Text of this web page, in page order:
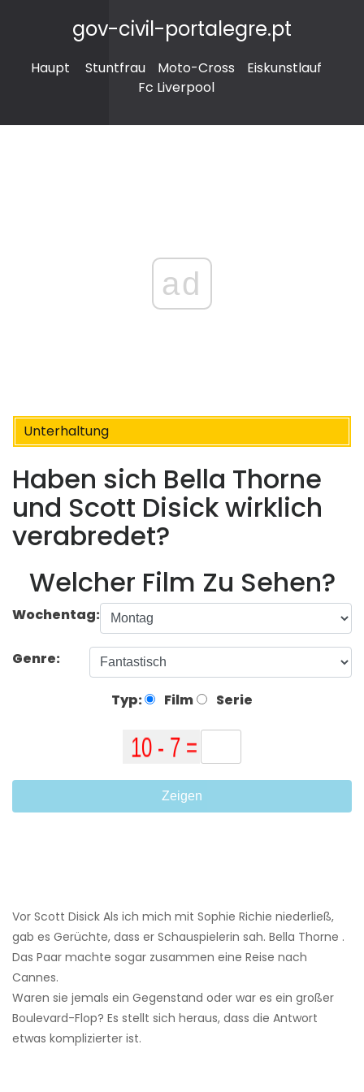
gov-civil-portalegre.pt
Haupt Stuntfrau Moto-Cross
Eiskunstlauf
Fc Liverpool
ad
Unterhaltung
Haben sich Bella Thorne
und Scott Disick wirklich
verabredet?
Welcher Film Zu Sehen?
Wochentag:
Genre:
Typ: Film Serie
Zeigen
Vor Scott Disick Als ich mich mit Sophie Richie niederließ,
gab es Gerüchte, dass er Schauspielerin sah. Bella Thorne .
Das Paar machte sogar zusammen eine Reise nach
Cannes.
Waren sie jemals ein Gegenstand oder war es ein großer
Boulevard-Flop? Es stellt sich heraus, dass die Antwort
etwas komplizierter ist.